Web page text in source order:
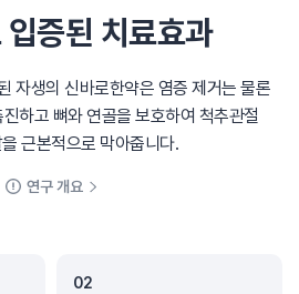
증된 치료효과
자생의 신바로한약은 염증 제거는 물론
하고 뼈와 연골을 보호하여 척추관절
근본적으로 막아줍니다.
연구 개요
02